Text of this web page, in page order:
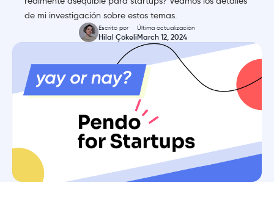
de mi investigación sobre estos temas.
Escrito por
Hilal Çökeli
Última actualización
March 12, 2024